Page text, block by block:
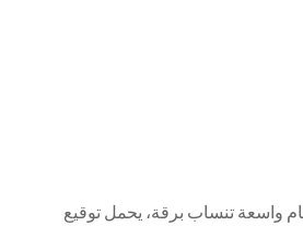
واسعة تنساب برقة، يحمل توقيع